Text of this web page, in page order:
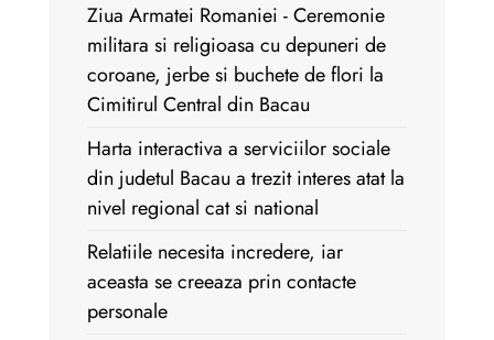
Ziua Armatei Romaniei - Ceremonie
militara si religioasa cu depuneri de
coroane, jerbe si buchete de flori la
Cimitirul Central din Bacau
Harta interactiva a serviciilor sociale
din judetul Bacau a trezit interes atat la
nivel regional cat si national
Relatiile necesita incredere, iar
aceasta se creeaza prin contacte
personale